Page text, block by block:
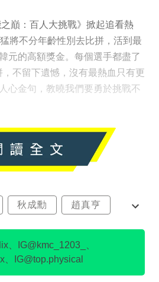
巔：百人大挑戰》掀起追看熱
將不分年齡性別去比拼，活到最
元的高額獎金。每個選手都盡了
不留下遺憾，沒有最熱血只有更
心金句，教曉我們要勇於挑戰不
秋成勳 趙真亨
、IG@kmc_1203_、
、IG@top.physical